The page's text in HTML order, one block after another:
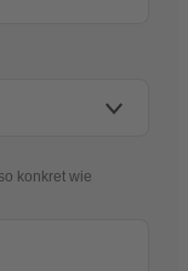
konkret wie